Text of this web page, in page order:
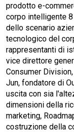
prodotto e-
corpo intelligente
dello scenario
tecnologico del
rappresentanti di
vice direttore
Consumer
Jun, fondatore di
uscita con sia
dimensioni della
marketing,
costruzione della